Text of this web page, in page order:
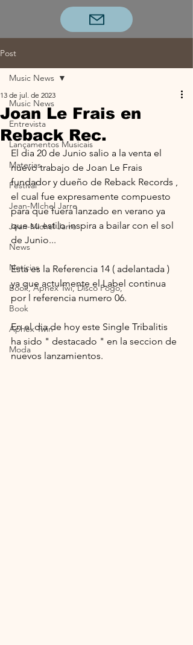
Post
Music News
Entrevista
Lançamentos Musicais
Materias
Festival
Jean-MIchel Jarre
Jean-Michel Jarre
News
Notícias
Book, Aphex Twi, Disco Pogo,
Book
Aphex Twin
Moda
Music News
Joan Le Frais en
Reback Rec.
13 de jul. de 2023
El dia 20 de Junio salio a la venta el
nuevo trabajo de Joan Le Frais
fundador y dueño de Reback Records ,
el cual fue expresamente compuesto
para que fuera lanzado en verano ya
que su estilo inspira a bailar con el sol
de Junio...
Esta es la Referencia 14 ( adelantada )
ya que actulmente el Label continua
por l referencia numero 06.
En el dia de hoy este Single Tribalitis
ha sido " destacado " en la seccion de
nuevos lanzamientos.